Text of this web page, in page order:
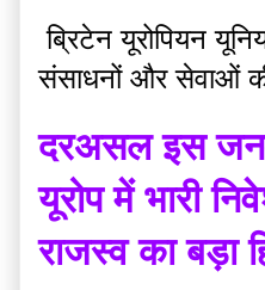
ब्रिटेन यूरोपियन
संसाधनों और सेवाओं की
दरअसल इस
यूरोप में भारी
राजस्व का बड़ा